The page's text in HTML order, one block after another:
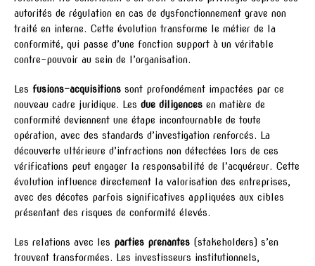
autorités de régulation en cas de dysfonctionnement grave non
traité en interne. Cette évolution transforme le métier de la
conformité, qui passe d’une fonction support à un véritable
contre-pouvoir au sein de l’organisation.
Les fusions-acquisitions sont profondément impactées par ce
nouveau cadre juridique. Les due diligences en matière de
conformité deviennent une étape incontournable de toute
opération, avec des standards d’investigation renforcés. La
découverte ultérieure d’infractions non détectées lors de ces
vérifications peut engager la responsabilité de l’acquéreur. Cette
évolution influence directement la valorisation des entreprises,
avec des décotes parfois significatives appliquées aux cibles
présentant des risques de conformité élevés.
Les relations avec les parties prenantes (stakeholders) s’en
trouvent transformées. Les investisseurs institutionnels,